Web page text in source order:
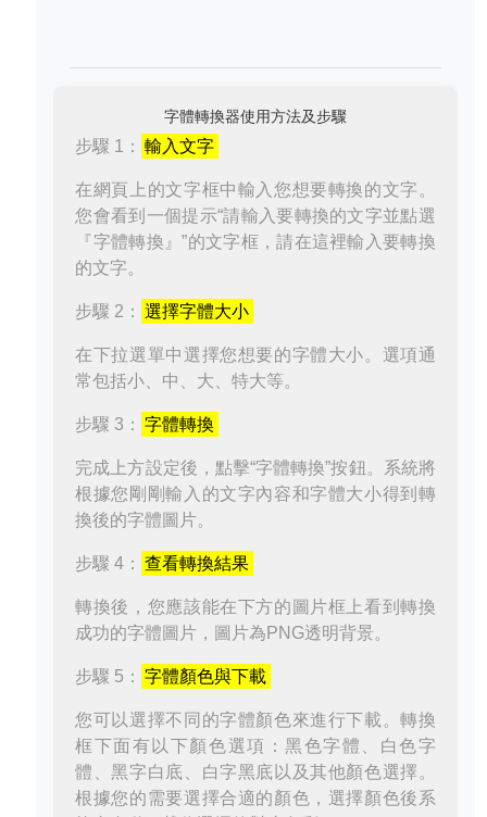
字體轉換器使用方法及步驟
步驟 1： 輸入文字
在網頁上的文字框中輸入您想要轉換的文字。
您會看到一個提示“請輸入要轉換的文字並點選
『字體轉換』”的文字框，請在這裡輸入要轉換
的文字。
步驟 2： 選擇字體大小
在下拉選單中選擇您想要的字體大小。選項通
常包括小、中、大、特大等。
步驟 3： 字體轉換
完成上方設定後，點擊“字體轉換”按鈕。系統將
根據您剛剛輸入的文字內容和字體大小得到轉
換後的字體圖片。
步驟 4： 查看轉換結果
轉換後，您應該能在下方的圖片框上看到轉換
成功的字體圖片，圖片為PNG透明背景。
步驟 5： 字體顏色與下載
您可以選擇不同的字體顏色來進行下載。轉換
框下面有以下顏色選項：黑色字體、白色字
體、黑字白底、白字黑底以及其他顏色選擇。
根據您的需要選擇合適的顏色，選擇顏色後系